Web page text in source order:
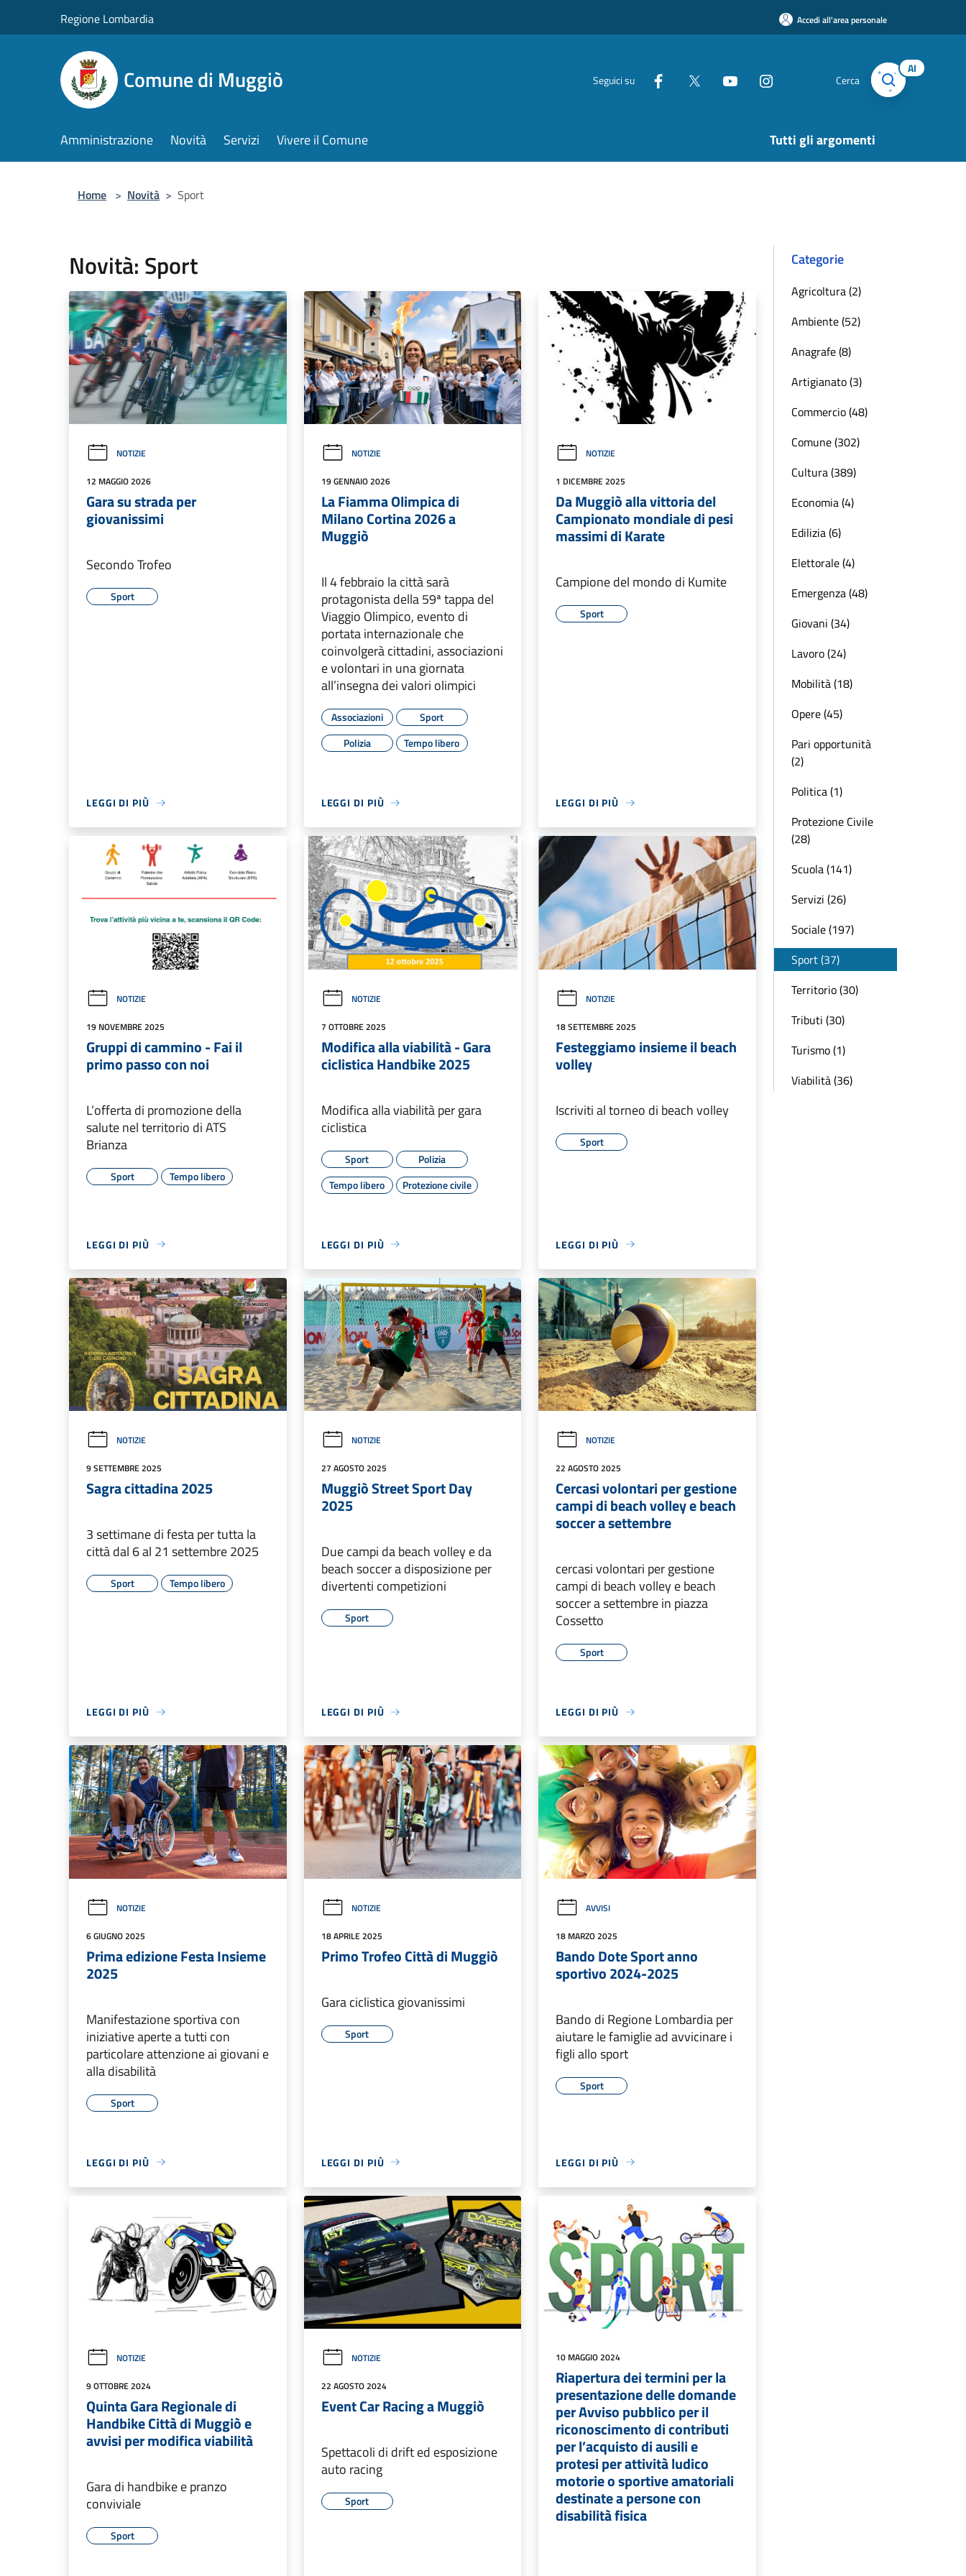
Regione Lombardia Accedi all'area personale
Comune di Muggiò Seguici su Cerca
AI
Amministrazione Novità Servizi Vivere il Comune Tutti gli argomenti
Home > Novità > Sport
Novità: Sport
NOTIZIE
12 MAGGIO 2026
Gara su strada per
giovanissimi
Secondo Trofeo
Sport
LEGGI DI PIÙ
NOTIZIE
19 GENNAIO 2026
La Fiamma Olimpica di
Milano Cortina 2026 a
Muggiò
Il 4 febbraio la città sarà
protagonista della 59ª tappa del
Viaggio Olimpico, evento di
portata internazionale che
coinvolgerà cittadini, associazioni
e volontari in una giornata
all’insegna dei valori olimpici
Associazioni
Sport
Polizia
Tempo libero
LEGGI DI PIÙ
NOTIZIE
1 DICEMBRE 2025
Da Muggiò alla vittoria del
Campionato mondiale di pesi
massimi di Karate
Campione del mondo di Kumite
Sport
LEGGI DI PIÙ
NOTIZIE
19 NOVEMBRE 2025
Gruppi di cammino - Fai il
primo passo con noi
L’offerta di promozione della
salute nel territorio di ATS
Brianza
Sport Tempo libero
LEGGI DI PIÙ
NOTIZIE
7 OTTOBRE 2025
Modifica alla viabilità - Gara
ciclistica Handbike 2025
Modifica alla viabilità per gara
ciclistica
Sport
Polizia
Tempo libero
Protezione civile
LEGGI DI PIÙ
NOTIZIE
18 SETTEMBRE 2025
Festeggiamo insieme il beach
volley
Iscriviti al torneo di beach volley
Sport
LEGGI DI PIÙ
NOTIZIE
9 SETTEMBRE 2025
Sagra cittadina 2025
3 settimane di festa per tutta la
città dal 6 al 21 settembre 2025
Sport Tempo libero
LEGGI DI PIÙ
NOTIZIE
27 AGOSTO 2025
Muggiò Street Sport Day
2025
Due campi da beach volley e da
beach soccer a disposizione per
divertenti competizioni
Sport
LEGGI DI PIÙ
NOTIZIE
22 AGOSTO 2025
Cercasi volontari per gestione
campi di beach volley e beach
soccer a settembre
cercasi volontari per gestione
campi di beach volley e beach
soccer a settembre in piazza
Cossetto
Sport
LEGGI DI PIÙ
NOTIZIE
6 GIUGNO 2025
Prima edizione Festa Insieme
2025
Manifestazione sportiva con
iniziative aperte a tutti con
particolare attenzione ai giovani e
alla disabilità
Sport
LEGGI DI PIÙ
NOTIZIE
18 APRILE 2025
Primo Trofeo Città di Muggiò
Gara ciclistica giovanissimi
Sport
LEGGI DI PIÙ
AVVISI
18 MARZO 2025
Bando Dote Sport anno
sportivo 2024-2025
Bando di Regione Lombardia per
aiutare le famiglie ad avvicinare i
figli allo sport
Sport
LEGGI DI PIÙ
NOTIZIE
9 OTTOBRE 2024
Quinta Gara Regionale di
Handbike Città di Muggiò e
avvisi per modifica viabilità
Gara di handbike e pranzo
conviviale
Sport
NOTIZIE
22 AGOSTO 2024
Event Car Racing a Muggiò
Spettacoli di drift ed esposizione
auto racing
Sport
10 MAGGIO 2024
Riapertura dei termini per la
presentazione delle domande
per Avviso pubblico per il
riconoscimento di contributi
per l’acquisto di ausili e
protesi per attività ludico
motorie o sportive amatoriali
destinate a persone con
disabilità fisica
Categorie
Agricoltura (2)
Ambiente (52)
Anagrafe (8)
Artigianato (3)
Commercio (48)
Comune (302)
Cultura (389)
Economia (4)
Edilizia (6)
Elettorale (4)
Emergenza (48)
Giovani (34)
Lavoro (24)
Mobilità (18)
Opere (45)
Pari opportunità
(2)
Politica (1)
Protezione Civile
(28)
Scuola (141)
Servizi (26)
Sociale (197)
Sport (37)
Territorio (30)
Tributi (30)
Turismo (1)
Viabilità (36)